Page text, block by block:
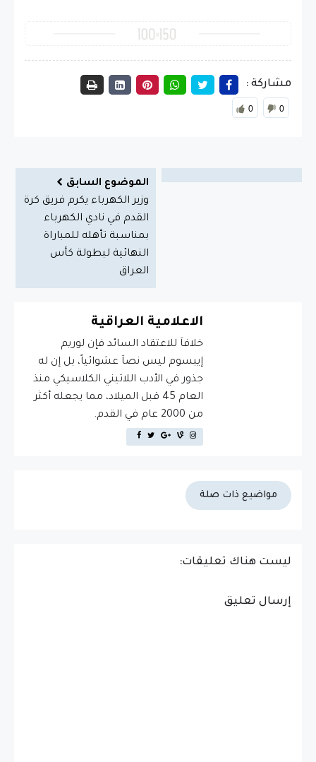
مشاركة :
0 0
الموضوع السابق
وزير الكهرباء يكرم فريق كرة
القدم في نادي الكهرباء
بمناسبة تأهله للمباراة
النهائية لبطولة كأس
العراق
الاعلامية العراقية
خلافاَ للاعتقاد السائد فإن لوريم
إيبسوم ليس نصاَ عشوائياً، بل إن له
جذور في الأدب اللاتيني الكلاسيكي منذ
العام 45 قبل الميلاد، مما يجعله أكثر
من 2000 عام في القدم.
مواضيع ذات صلة
ليست هناك تعليقات:
إرسال تعليق